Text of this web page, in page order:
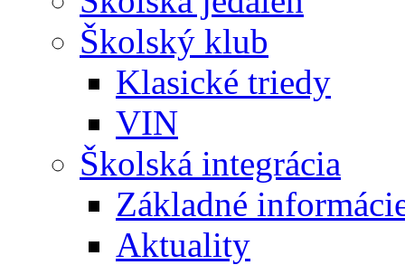
Školský klub
Klasické triedy
VIN
Školská integrácia
Základné
Aktuality